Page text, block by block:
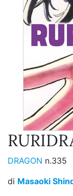
DRAGON n.335
di Masaoki